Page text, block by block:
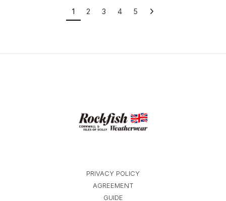
1 2 3 4 5
PRIVACY POLICY
AGREEMENT
GUIDE